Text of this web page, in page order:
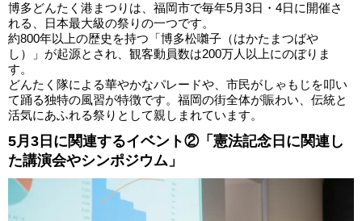
博多どんたく港まつりは、福岡市で毎年5月3日・4日に開催さ
れる、日本最大級の祭りの一つです。
約800年以上の歴史を持つ「博多松囃子（はかたまつばや
し）」が起源とされ、観客動員数は200万人以上にのぼりま
す。
どんたく隊による華やかなパレードや、市民がしゃもじを叩い
て踊る独特の風習が特徴です。福岡の街全体が賑わい、伝統と
活気にあふれる祭りとして親しまれています。
5月3日に関連するイベント②「憲法記念日に関連し
た講演会やシンポジウム」